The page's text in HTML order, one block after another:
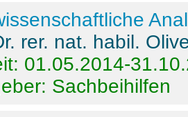
rer. nat. habil.
01.05.2014-
Sachbeihilfen